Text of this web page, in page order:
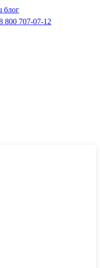
блог
800 707-07-12